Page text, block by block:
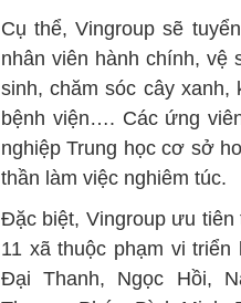
Cụ thể, Vingroup sẽ
nhân viên hành chính, vệ
sinh, chăm sóc cây
bệnh viện…. Các ứng
nghiệp Trung học cơ sở
thần làm việc nghiêm túc.
Đặc biệt, Vingroup ưu tiên
11 xã thuộc phạm vi
Đại Thanh, Ngọc Hồi,